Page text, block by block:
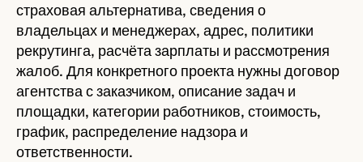
страховая альтернатива, сведения о
владельцах и менеджерах, адрес, политики
рекрутинга, расчёта зарплаты и рассмотрения
жалоб. Для конкретного проекта нужны договор
агентства с заказчиком, описание задач и
площадки, категории работников, стоимость,
график, распределение надзора и
ответственности.